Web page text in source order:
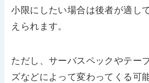
小限にしたい場合は後者が適し
えられます。
ただし、サーバスペックやテー
ズなどによって変わってくる可